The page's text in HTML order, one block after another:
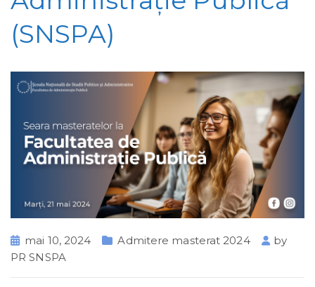
(SNSPA)
mai 10, 2024 Admitere masterat 2024
by
PR SNSPA